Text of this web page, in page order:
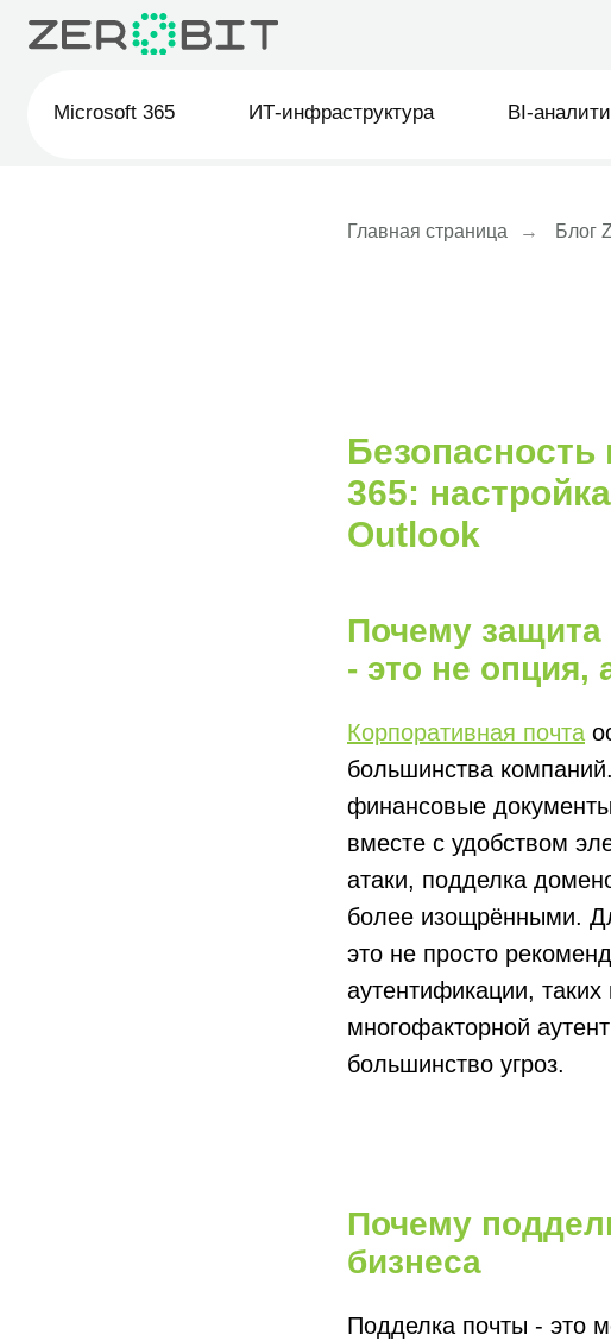
BI-аналитика
ИТ-инфраструктура
Microsoft 365
Главная страница → Блог
365:
Outlook
Почему защита
- это не опция,
Корпоративная почта
большинства
финансовые
вместе с удобством
атаки, подделка
более изощрёнными.
это не просто
аутентификации,
многофакторной
большинство угроз.
Почему
бизнеса
Подделка почты - это